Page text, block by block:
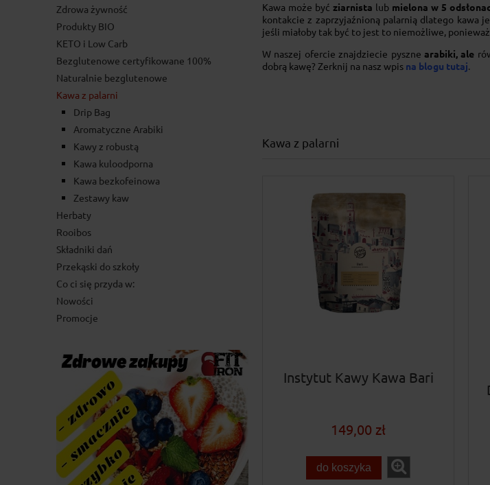
Zdrowa żywność
Produkty BIO
KETO i Low Carb
Bezglutenowe certyfikowane 100%
Naturalnie bezglutenowe
Kawa z palarni
Drip Bag
Aromatyczne Arabiki
Kawy z robustą
Kawa kuloodporna
Kawa bezkofeinowa
Zestawy kaw
Herbaty
Rooibos
Składniki dań
Przekąski do szkoły
Co ci się przyda w:
Nowości
Promocje
Kawa może być ziarnista lub mielona w 5
kontakcie z zaprzyjaźnioną palarnią dlatego kawa
jeśli miałoby tak być to jest to niemożliwe, ponieważ
W naszej ofercie znajdziecie pyszne arabiki, ale
dobrą kawę? Zerknij na nasz wpis na blogu tutaj.
Kawa z palarni
Instytut Kawy Kawa Bari
149,00 zł
do koszyka